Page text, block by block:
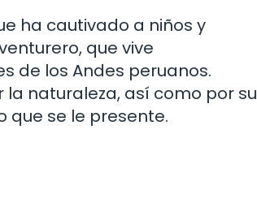
ha cautivado a niños y
que vive
de los Andes peruanos.
naturaleza, así como por su
se le presente.